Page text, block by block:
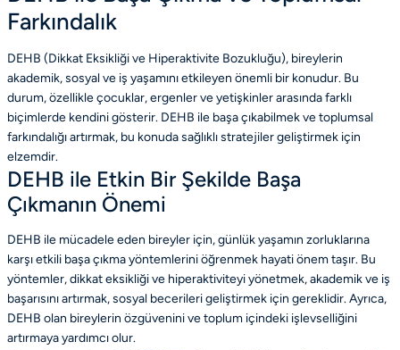
Farkındalık
DEHB (Dikkat Eksikliği ve Hiperaktivite Bozukluğu), bireylerin
akademik, sosyal ve iş yaşamını etkileyen önemli bir konudur. Bu
durum, özellikle çocuklar, ergenler ve yetişkinler arasında farklı
biçimlerde kendini gösterir. DEHB ile başa çıkabilmek ve toplumsal
farkındalığı artırmak, bu konuda sağlıklı stratejiler geliştirmek için
elzemdir.
DEHB ile Etkin Bir Şekilde Başa
Çıkmanın Önemi
DEHB ile mücadele eden bireyler için, günlük yaşamın zorluklarına
karşı etkili başa çıkma yöntemlerini öğrenmek hayati önem taşır. Bu
yöntemler, dikkat eksikliği ve hiperaktiviteyi yönetmek, akademik ve iş
başarısını artırmak, sosyal becerileri geliştirmek için gereklidir. Ayrıca,
DEHB olan bireylerin özgüvenini ve toplum içindeki işlevselliğini
artırmaya yardımcı olur.